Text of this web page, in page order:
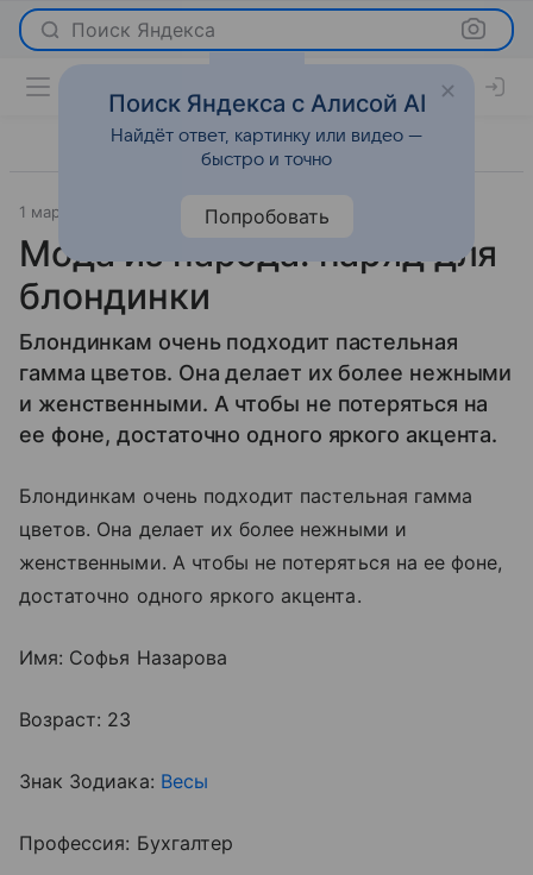
Поиск Яндекса
1 марта 2012
Мода из народа: наряд для
блондинки
Блондинкам очень подходит пастельная
гамма цветов. Она делает их более нежными
и женственными. А чтобы не потеряться на
ее фоне, достаточно одного яркого акцента.
Блондинкам очень подходит пастельная гамма
цветов. Она делает их более нежными и
женственными. А чтобы не потеряться на ее фоне,
достаточно одного яркого акцента.
Имя: Софья Назарова
Возраст: 23
Знак Зодиака: Весы
Профессия: Бухгалтер
Поиск Яндекса с Алисой AI
Найдёт ответ, картинку или видео —
быстро и точно
Попробовать